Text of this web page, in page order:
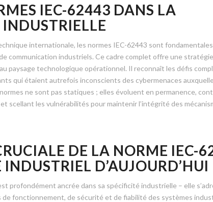
IEC-62443 DANS LA
internationale, les normes IEC-62443 sont
communication industriels. Ce cadre complet offre une
paysage technologique opérationnel. Il reconnaît les défis
qui étaient autrefois inconscients des cybermenaces
ne sont pas statiques ; elles évoluent en permanence,
scellant les vulnérabilités pour maintenir l’intégrité des
DE LA NORME IEC-
D’AUJOURD’HUI
profondément ancrée dans sa spécificité industrielle – elle
fonctionnement, de sécurité et de fiabilité des systèmes